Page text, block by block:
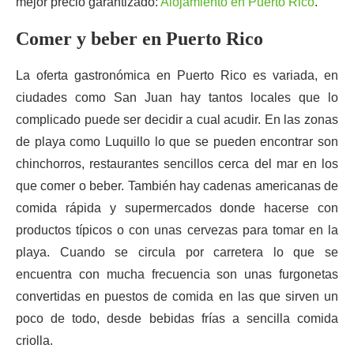
Comer y beber en Puerto Rico
La oferta gastronómica en Puerto Rico es variada, en
ciudades como San Juan hay tantos locales que lo
complicado puede ser decidir a cual acudir. En las zonas
de playa como Luquillo lo que se pueden encontrar son
chinchorros, restaurantes sencillos cerca del mar en los
que comer o beber. También hay cadenas americanas de
comida rápida y supermercados donde hacerse con
productos típicos o con unas cervezas para tomar en la
playa. Cuando se circula por carretera lo que se
encuentra con mucha frecuencia son unas furgonetas
convertidas en puestos de comida en las que sirven un
poco de todo, desde bebidas frías a sencilla comida
criolla.